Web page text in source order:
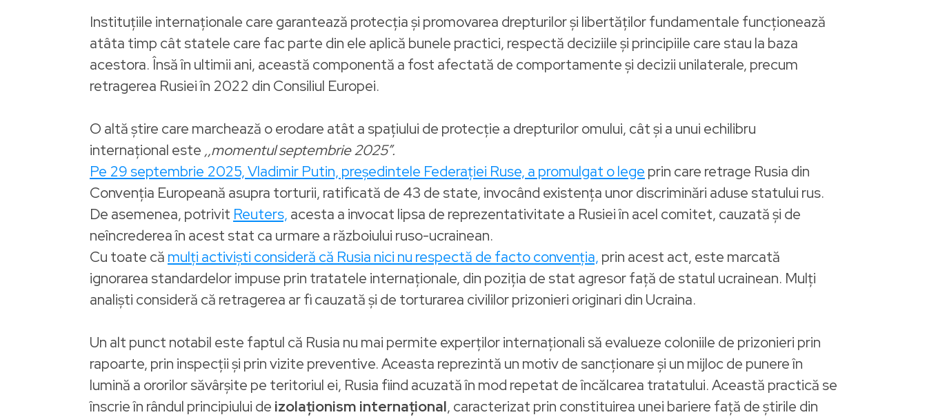
Instituțiile internaționale care garantează protecția și promovarea drepturilor și libertăților fundamentale funcționează
atâta timp cât statele care fac parte din ele aplică bunele practici, respectă deciziile și principiile care stau la baza
acestora. Însă în ultimii ani, această componentă a fost afectată de comportamente și decizii unilaterale, precum
retragerea Rusiei în 2022 din Consiliul Europei.
O altă știre care marchează o erodare atât a spațiului de protecție a drepturilor omului, cât și a unui echilibru
internațional este ,,momentul septembrie 2025”.
Pe 29 septembrie 2025, Vladimir Putin, președintele Federației Ruse, a promulgat o lege prin care retrage Rusia din
Convenția Europeană asupra torturii, ratificată de 43 de state, invocând existența unor discriminări aduse statului rus.
De asemenea, potrivit Reuters, acesta a invocat lipsa de reprezentativitate a Rusiei în acel comitet, cauzată și de
neîncrederea în acest stat ca urmare a războiului ruso-ucrainean.
Cu toate că mulți activiști consideră că Rusia nici nu respectă de facto convenția, prin acest act, este marcată
ignorarea standardelor impuse prin tratatele internaționale, din poziția de stat agresor față de statul ucrainean. Mulți
analiști consideră că retragerea ar fi cauzată și de torturarea civililor prizonieri originari din Ucraina.
Un alt punct notabil este faptul că Rusia nu mai permite experților internaționali să evalueze coloniile de prizonieri prin
rapoarte, prin inspecții și prin vizite preventive. Aceasta reprezintă un motiv de sancționare și un mijloc de punere în
lumină a ororilor săvârșite pe teritoriul ei, Rusia fiind acuzată în mod repetat de încălcarea tratatului. Această practică se
înscrie în rândul principiului de izolaționism internațional, caracterizat prin constituirea unei bariere față de știrile din